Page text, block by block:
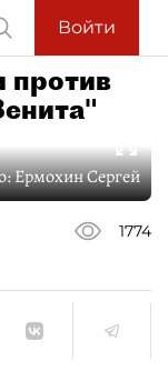
Войти
против
Ермохин Сергей
1774